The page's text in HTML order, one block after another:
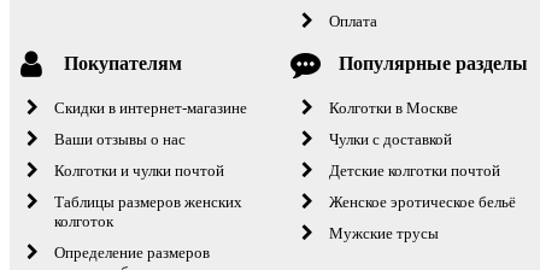
Оплата
Покупателям
Скидки в интернет-магазине
Ваши отзывы о нас
Колготки и чулки почтой
Таблицы размеров женских
колготок
Определение размеров
Популярные разделы
Колготки в Москве
Чулки с доставкой
Детские колготки почтой
Женское эротическое бельё
Мужские трусы